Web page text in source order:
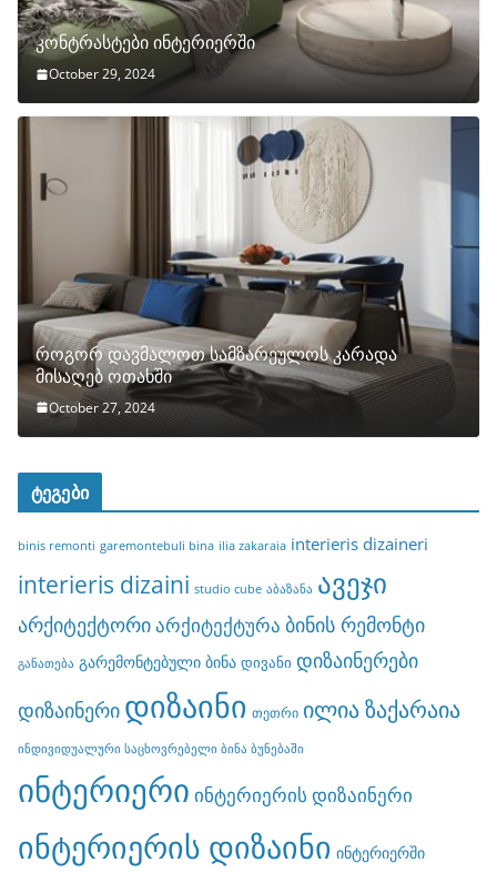
კონტრასტები ინტერიერში
October 29, 2024
როგორ დავმალოთ სამზარეულოს კარადა
მისაღებ ოთახში
October 27, 2024
ტეგები
binis remonti garemontebuli bina ilia zakaraia interieris dizaineri
interieris dizaini studio cube აბაზანა ავეჯი
არქიტექტორიარქიტექტურა ბინის რემონტი
განათება გარემონტებული ბინა დივანი დიზაინერები
დიზაინერი დიზაინი თეთრი ილია ზაქარაია
ინდივიდუალური საცხოვრებელი ბინა ბუნებაში
ინტერიერი ინტერიერის დიზაინერი
ინტერიერის დიზაინი ინტერიერში